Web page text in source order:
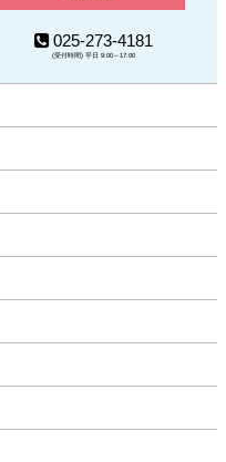
025-273-4181
(受付時間) 平日 9:00～17:00